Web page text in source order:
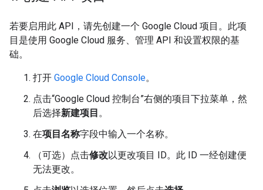
若要启用此 API，请先创建一个 Google Cloud 项目。此项
目是使用 Google Cloud 服务、管理 API 和设置权限的基
础。
打开 Google Cloud Console。
点击“Google Cloud 控制台”右侧的项目下拉菜单，然
后选择新建项目。
在项目名称字段中输入一个名称。
（可选）点击修改以更改项目 ID。此 ID 一经创建便
无法更改。